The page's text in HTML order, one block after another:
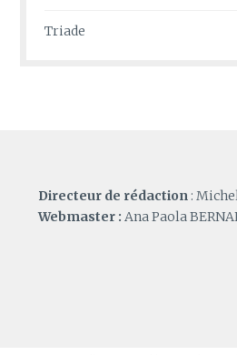
Triade
Directeur de rédaction :
Webmaster : Ana Paola